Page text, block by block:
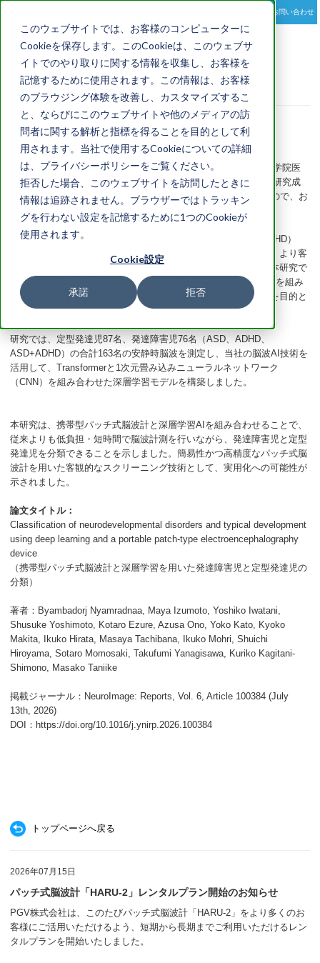
このウェブサイトでは、お客様のコンピューターに
Cookieを保存します。このCookieは、このウェブサ
イトでのやり取りに関する情報を収集し、お客様を
記憶するために使用されます。この情報は、お客様
のブラウジング体験を改善し、カスタマイズするこ
と、ならびにこのウェブサイトや他のメディアの訪
問者に関する解析と指標を得ることを目的として利
用されます。当社で使用するCookieについての詳細
は、プライバシーポリシーをご覧ください。
拒否した場合、このウェブサイトを訪問したときに
情報は追跡されません。ブラウザーではトラッキン
グを行わない設定を記憶するために1つのCookieが
使用されます。
Cookie設定
承諾 拒否
navigation
お問い合わせ
NEWS
2026年07月23日
発達障害に関する共著論文掲載のお知らせ
当社では、大阪大学大学院 連合小児発達学研究科、大阪大学大学院医
学系研究科 神経情報学教室および塩野義製薬株式会社との共同研究成
果が、このたび学術誌 NeuroImage: Reports に掲載されましたので、お
知らせいたします。
発達障害（自閉スペクトラム症：ASD、注意欠如・多動症：ADHD）
は、診断に専門医による長期間の評価が必要となることが多く、より客
観的で負担の少ないスクリーニング手法が求められています。本研究で
は、簡便に装着できるパッチ式脳波計「HARU-2」と深層学習AIを組み
合わせ、脳波から発達障害児と定型発達児を分類するAIの開発を目的と
しました。
研究では、定型発達児87名、発達障害児76名（ASD、ADHD、
ASD+ADHD）の合計163名の安静時脳波を測定し、当社の脳波AI技術を
活用して、Transformerと1次元畳み込みニューラルネットワーク
（CNN）を組み合わせた深層学習モデルを構築しました。
本研究は、携帯型パッチ式脳波計と深層学習AIを組み合わせることで、
従来よりも低負担・短時間で脳波計測を行いながら、発達障害児と定型
発達児を分類できることを示しました。簡易性かつ高精度なパッチ式脳
波計を用いた客観的なスクリーニング技術として、実用化への可能性が
示されました。
論文タイトル：
Classification of neurodevelopmental disorders and typical development
using deep learning and a portable patch-type electroencephalography
device
（携帯型パッチ式脳波計と深層学習を用いた発達障害児と定型発達児の
分類）
著者：Byambadorj Nyamradnaa, Maya Izumoto, Yoshiko Iwatani,
Shusuke Yoshimoto, Kotaro Ezure, Azusa Ono, Yoko Kato, Kyoko
Makita, Ikuko Hirata, Masaya Tachibana, Ikuko Mohri, Shuichi
Hiroyama, Sotaro Momosaki, Takufumi Yanagisawa, Kuriko Kagitani-
Shimono, Masako Taniike
掲載ジャーナル：NeuroImage: Reports, Vol. 6, Article 100384 (July
13th, 2026)
DOI：https://doi.org/10.1016/j.ynirp.2026.100384
トップページへ戻る
2026年07月15日
パッチ式脳波計「HARU-2」レンタルプラン開始のお知らせ
PGV株式会社は、このたびパッチ式脳波計「HARU-2」をより多くのお
客様にご活用いただけるよう、短期から長期までご利用いただけるレン
タルプランを開始いたしました。